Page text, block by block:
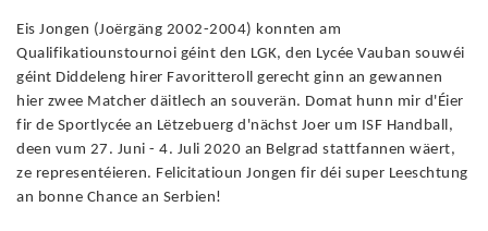
Eis Jongen (Joërgäng 2002-2004) konnten am
Qualifikatiounstournoi géint den LGK, den Lycée Vauban souwéi
géint Diddeleng hirer Favoritteroll gerecht ginn an gewannen
hier zwee Matcher däitlech an souverän. Domat hunn mir d'Éier
fir de Sportlycée an Lëtzebuerg d'nächst Joer um ISF Handball,
deen vum 27. Juni - 4. Juli 2020 an Belgrad stattfannen wäert,
ze representéieren. Felicitatioun Jongen fir déi super Leeschtung
an bonne Chance an Serbien!